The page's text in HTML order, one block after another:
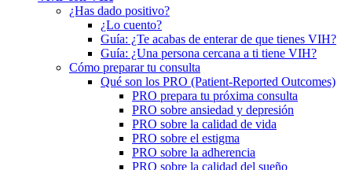
¿Has dado positivo?
¿Lo cuento?
Guía: ¿Te acabas de enterar de que tienes VIH?
Guía: ¿Una persona cercana a ti tiene VIH?
Cómo preparar tu consulta
Qué son los PRO (Patient-Reported Outcomes)
PRO prepara tu próxima consulta
PRO sobre ansiedad y depresión
PRO sobre la calidad de vida
PRO sobre el estigma
PRO sobre la adherencia
PRO sobre la calidad del sueño